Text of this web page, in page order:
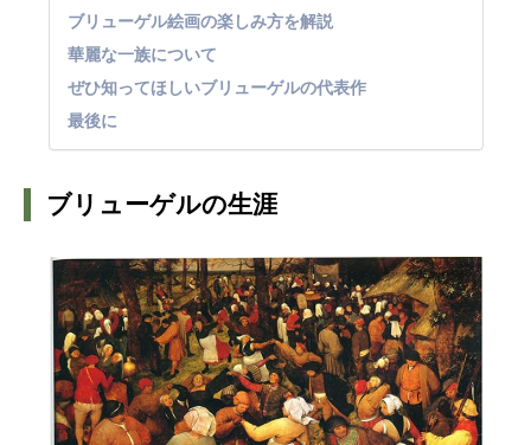
ブリューゲル絵画の楽しみ方を解説
華麗な一族について
ぜひ知ってほしいブリューゲルの代表作
最後に
ブリューゲルの生涯